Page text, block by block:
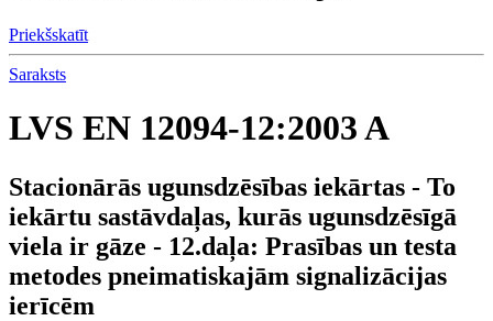
Priekšskatīt
Saraksts
LVS EN 12094-12:2003 A
Stacionārās ugunsdzēsības iekārtas - To
iekārtu sastāvdaļas, kurās ugunsdzēsīgā
viela ir gāze - 12.daļa: Prasības un testa
metodes pneimatiskajām signalizācijas
ierīcēm